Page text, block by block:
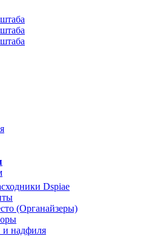
Dspiae
(Органайзеры)
надфиля